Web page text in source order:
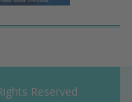
Reserved